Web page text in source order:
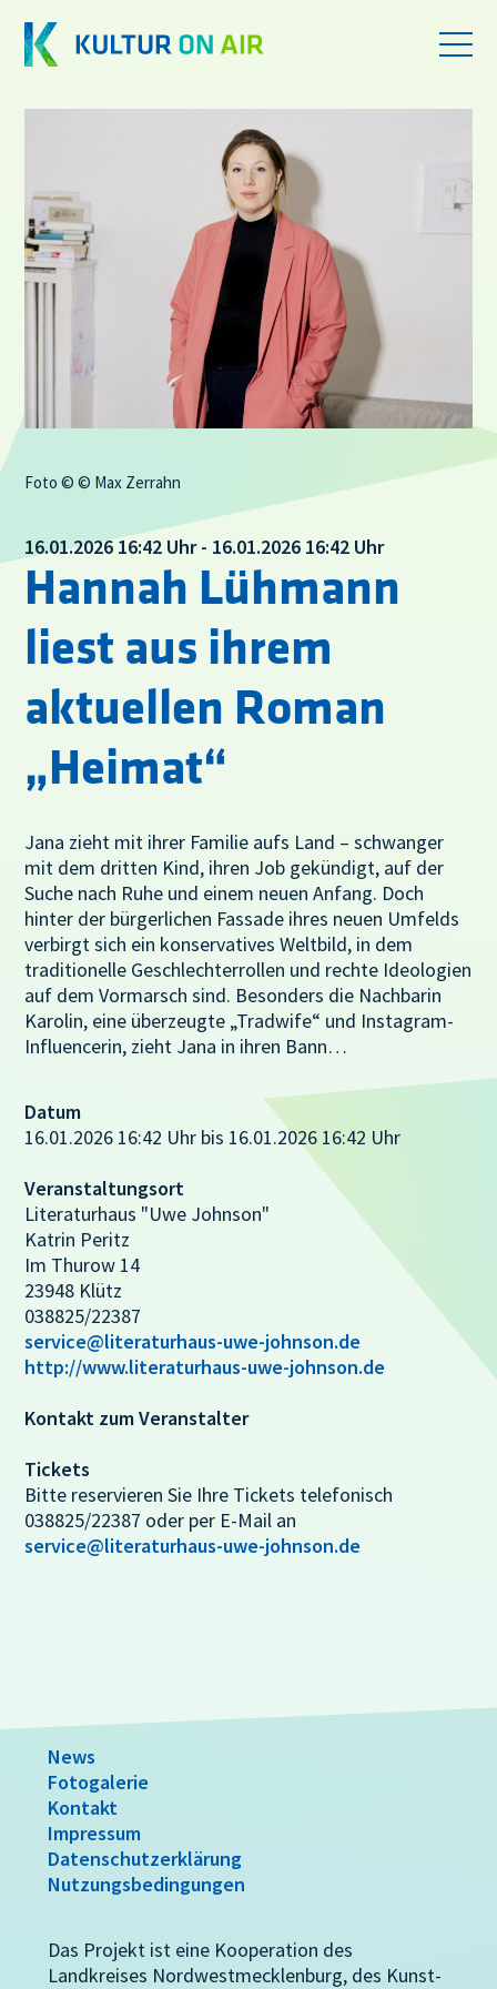
Foto © © Max Zerrahn
16.01.2026 16:42 Uhr - 16.01.2026 16:42 Uhr
Hannah Lühmann
liest aus ihrem
aktuellen Roman
„Heimat“
Jana zieht mit ihrer Familie aufs Land – schwanger
mit dem dritten Kind, ihren Job gekündigt, auf der
Suche nach Ruhe und einem neuen Anfang. Doch
hinter der bürgerlichen Fassade ihres neuen Umfelds
verbirgt sich ein konservatives Weltbild, in dem
traditionelle Geschlechterrollen und rechte Ideologien
auf dem Vormarsch sind. Besonders die Nachbarin
Karolin, eine überzeugte „Tradwife“ und Instagram-
Influencerin, zieht Jana in ihren Bann…
Datum
16.01.2026 16:42 Uhr bis 16.01.2026 16:42 Uhr
Veranstaltungsort
Literaturhaus "Uwe Johnson"
Katrin Peritz
Im Thurow 14
23948 Klütz
038825/22387
service@literaturhaus-uwe-johnson.de
http://www.literaturhaus-uwe-johnson.de
Kontakt zum Veranstalter
Tickets
Bitte reservieren Sie Ihre Tickets telefonisch
038825/22387 oder per E-Mail an
service@literaturhaus-uwe-johnson.de
News
Fotogalerie
Kontakt
Impressum
Datenschutzerklärung
Nutzungsbedingungen
Das Projekt ist eine Kooperation des
Landkreises Nordwestmecklenburg, des Kunst-